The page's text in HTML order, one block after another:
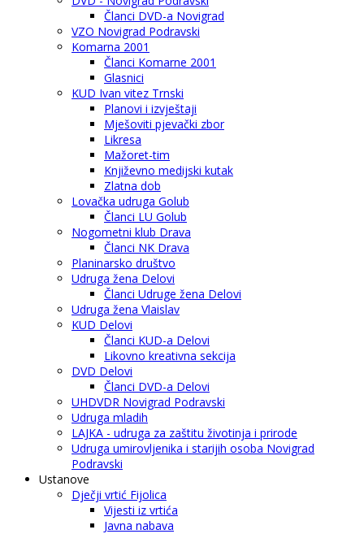
Članci DVD-a Novigrad
VZO Novigrad Podravski
Komarna 2001
Članci Komarne 2001
Glasnici
KUD Ivan vitez Trnski
Planovi i izvještaji
Mješoviti pjevački zbor
Likresa
Mažoret-tim
Književno medijski kutak
Zlatna dob
Lovačka udruga Golub
Članci LU Golub
Nogometni klub Drava
Članci NK Drava
Planinarsko društvo
Udruga žena Delovi
Članci Udruge žena Delovi
Udruga žena Vlaislav
KUD Delovi
Članci KUD-a Delovi
Likovno kreativna sekcija
DVD Delovi
Članci DVD-a Delovi
UHDVDR Novigrad Podravski
Udruga mladih
LAJKA - udruga za zaštitu životinja i prirode
Udruga umirovljenika i starijih osoba Novigrad
Podravski
Ustanove
Dječji vrtić Fijolica
Vijesti iz vrtića
Javna nabava